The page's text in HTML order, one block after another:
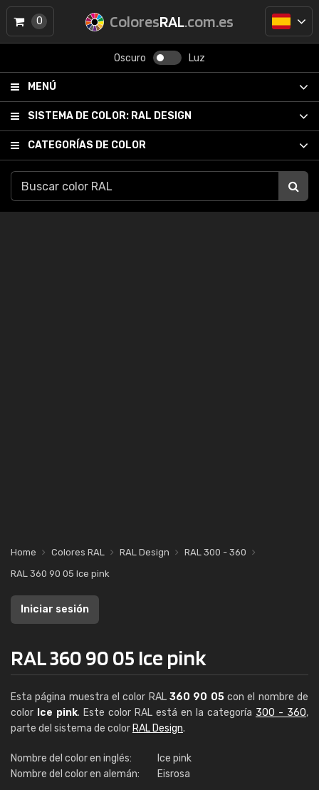
ColoresRAL.com.es
Oscuro Luz
MENÚ
SISTEMA DE COLOR: RAL DESIGN
CATEGORÍAS DE COLOR
0
Home Colores RAL RAL Design
RAL 300 - 360
RAL 360 90 05 Ice pink
Iniciar sesión
RAL 360 90 05 Ice pink
Esta página muestra el color RAL 360 90 05con el nombre de
color Ice pink. Este color RAL está en la categoría 300 - 360,
parte del sistema de color RAL Design.
Nombre del color en inglés:
Ice pink
Nombre del color en alemán:
Eisrosa